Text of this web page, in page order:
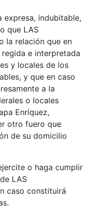
expresa, indubitable,
que LAS
la relación que en
regida e interpretada
y locales de los
y que en caso
a la
o locales
Enríquez,
otro fuero que
de su domicilio
o haga cumplir
LAS
caso constituirá